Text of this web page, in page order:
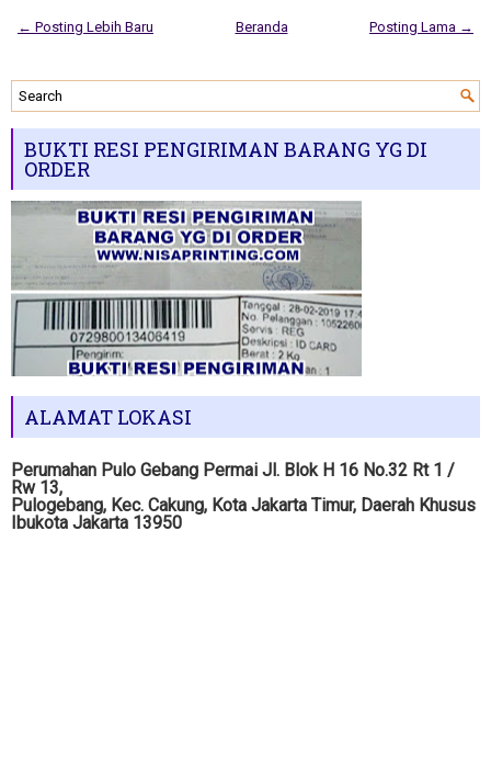
← Posting Lebih Baru Posting Lama →
Beranda
BUKTI RESI PENGIRIMAN BARANG YG DI
ORDER
ALAMAT LOKASI
Perumahan Pulo Gebang Permai Jl. Blok H 16 No.32 Rt 1 /
Rw 13,
Pulogebang, Kec. Cakung, Kota Jakarta Timur, Daerah Khusus
Ibukota Jakarta 13950